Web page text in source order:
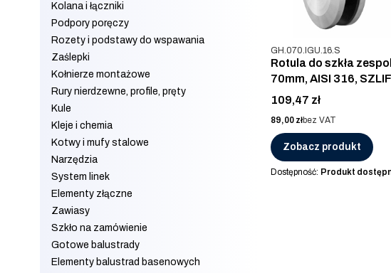
Kolana i łączniki
Podpory poręczy
Rozety i podstawy do wspawania
Zaślepki
Kołnierze montażowe
Rury nierdzewne, profile, pręty
Kule
Kleje i chemia
Kotwy i mufy stalowe
Narzędzia
System linek
Elementy złączne
Zawiasy
Szkło na zamówienie
Gotowe balustrady
Elementy balustrad basenowych
Kod produktu
GH.070.IGU.16.S
Rotula do szkła
70mm, AISI 316, SZLIF
Cena
109,47 zł
Cena
89,00 złbez VAT
Zobacz produkt
Dostępność: Produkt